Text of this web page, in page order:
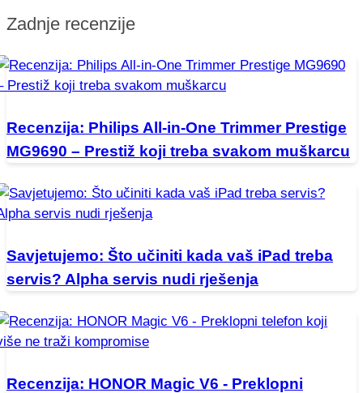
Zadnje recenzije
Recenzija: Philips All-in-One Trimmer Prestige
MG9690 – Prestiž koji treba svakom muškarcu
Savjetujemo: Što učiniti kada vaš iPad treba
servis? Alpha servis nudi rješenja
Recenzija: HONOR Magic V6 - Preklopni